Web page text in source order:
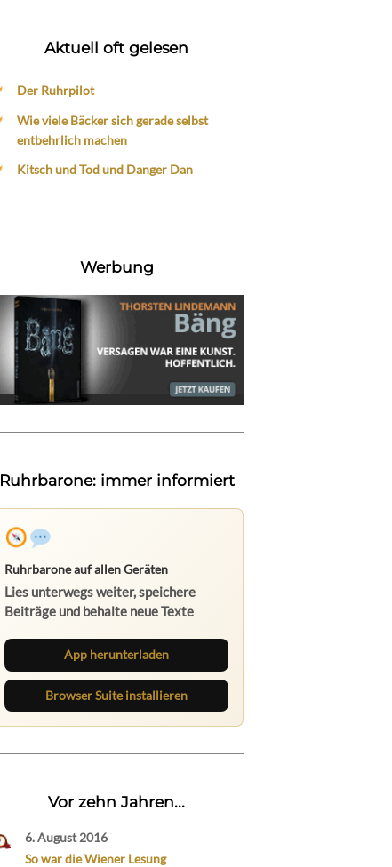
Aktuell oft gelesen
Der Ruhrpilot
Wie viele Bäcker sich gerade selbst
entbehrlich machen
Kitsch und Tod und Danger Dan
Werbung
Ruhrbarone: immer informiert
Ruhrbarone auf allen Geräten
Lies unterwegs weiter, speichere
Beiträge und behalte neue Texte
App herunterladen
Browser Suite installieren
Vor zehn Jahren...
6. August 2016
So war die Wiener Lesung